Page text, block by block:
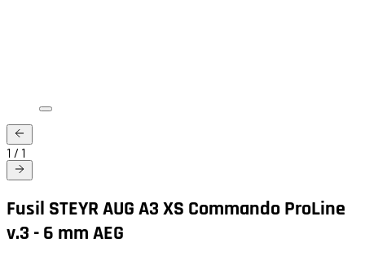
1 / 1
Fusil STEYR AUG A3 XS Commando ProLine
v.3 - 6 mm AEG